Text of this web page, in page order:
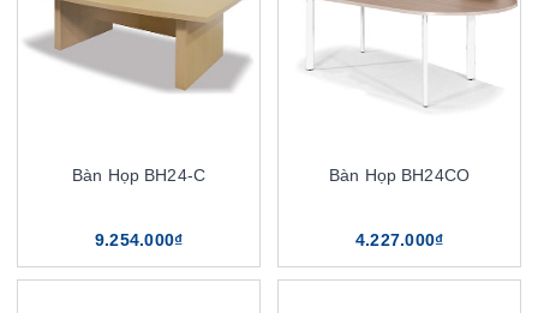
Bàn Họp BH24-C
9.254.000₫
Bàn Họp BH24CO
4.227.000₫